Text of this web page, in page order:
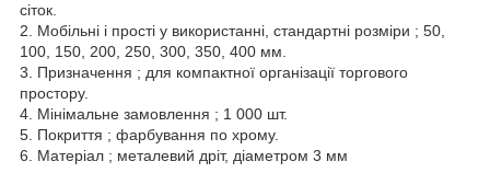
сіток.
2. Мобільні і прості у використанні, стандартні розміри ; 50,
100, 150, 200, 250, 300, 350, 400 мм.
3. Призначення ; для компактної організації торгового
простору.
4. Мінімальне замовлення ; 1 000 шт.
5. Покриття ; фарбування по хрому.
6. Матеріал ; металевий дріт, діаметром 3 мм